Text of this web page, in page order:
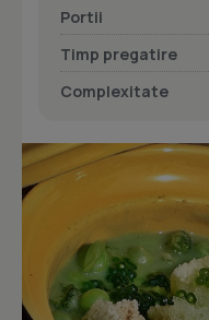
Portii
Timp pregatire
Complexitate